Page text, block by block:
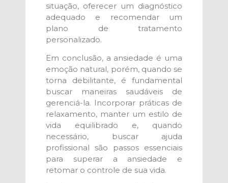
situação, oferecer um diagnóstico
adequado e recomendar um
plano de tratamento
personalizado.
Em conclusão, a ansiedade é uma
emoção natural, porém, quando se
torna debilitante, é fundamental
buscar maneiras saudáveis de
gerenciá-la. Incorporar práticas de
relaxamento, manter um estilo de
vida equilibrado e, quando
necessário, buscar ajuda
profissional são passos essenciais
para superar a ansiedade e
retomar o controle de sua vida.